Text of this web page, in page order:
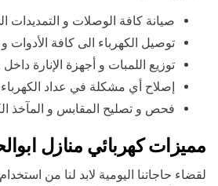
صيانة كافة الوصلات و التمديدات
توصيل الكهرباء الى كافة الأدوات و
توزيع اللمبات و أجهزة الإنارة
إصلاح أي مشكلة في عداد
فحص و تصليح المقابس و المآخذ
مميزات كهربائي منازل
لقضاء حاجاتنا اليومية لابد لنا من